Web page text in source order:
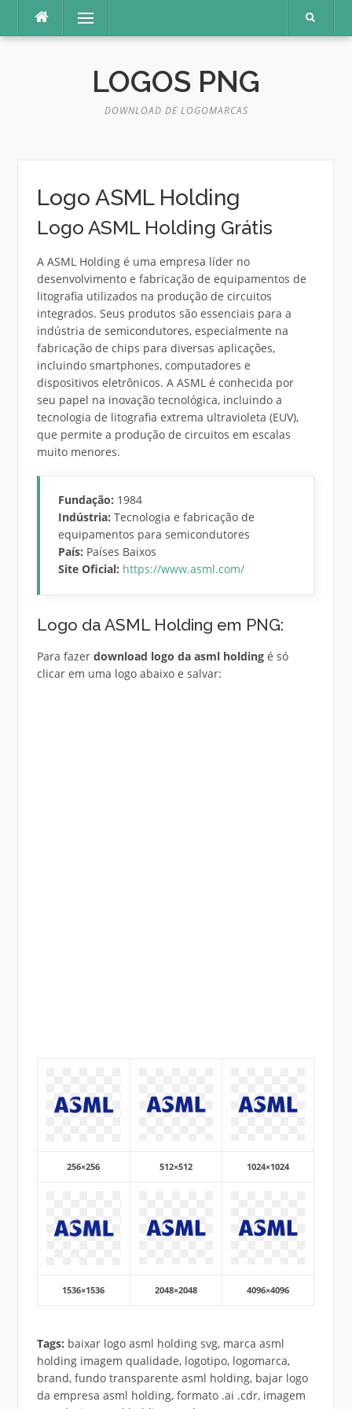
o
Menu
LOGOS PNG
DOWNLOAD DE LOGOMARCAS
Logo ASML Holding
Logo ASML Holding Grátis
A ASML Holding é uma empresa líder no
desenvolvimento e fabricação de equipamentos de
litografia utilizados na produção de circuitos
integrados. Seus produtos são essenciais para a
indústria de semicondutores, especialmente na
fabricação de chips para diversas aplicações,
incluindo smartphones, computadores e
dispositivos eletrônicos. A ASML é conhecida por
seu papel na inovação tecnológica, incluindo a
tecnologia de litografia extrema ultravioleta (EUV),
que permite a produção de circuitos em escalas
muito menores.
Fundação: 1984
Indústria: Tecnologia e fabricação de
equipamentos para semicondutores
País: Países Baixos
Site Oficial: https://www.asml.com/
Logo da ASML Holding em PNG:
Para fazer download logo da asml holdingé só
clicar em uma logo abaixo e salvar:
256×256 512×512 1024×1024
1536×1536 2048×2048 4096×4096
Tags: baixar logo asml holding svg, marca asml
holding imagem qualidade, logotipo, logomarca,
brand, fundo transparente asml holding, bajar logo
da empresa asml holding, formato .ai .cdr, imagem